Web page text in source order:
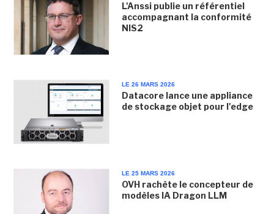
L'Anssi publie un référentiel
accompagnant la conformité
NIS2
LE 26 MARS 2026
Datacore lance une appliance
de stockage objet pour l'edge
LE 25 MARS 2026
OVH rachète le concepteur de
modèles IA Dragon LLM